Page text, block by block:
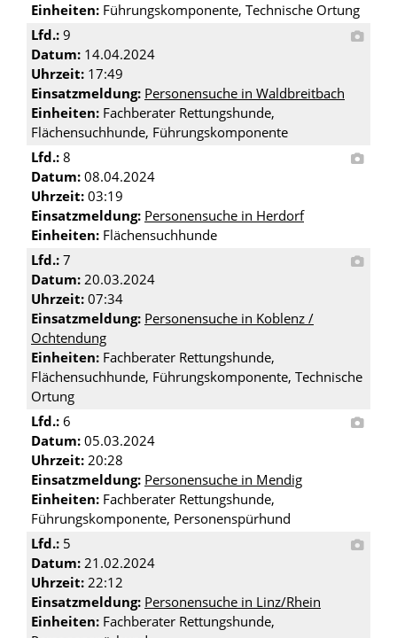
Einheiten: Führungskomponente, Technische Ortung
Lfd.: 9
Datum: 14.04.2024
Uhrzeit: 17:49
Einsatzmeldung: Personensuche in Waldbreitbach
Einheiten: Fachberater Rettungshunde,
Flächensuchhunde, Führungskomponente
Lfd.: 8
Datum: 08.04.2024
Uhrzeit: 03:19
Einsatzmeldung: Personensuche in Herdorf
Einheiten: Flächensuchhunde
Lfd.: 7
Datum: 20.03.2024
Uhrzeit: 07:34
Einsatzmeldung: Personensuche in Koblenz /
Ochtendung
Einheiten: Fachberater Rettungshunde,
Flächensuchhunde, Führungskomponente, Technische
Ortung
Lfd.: 6
Datum: 05.03.2024
Uhrzeit: 20:28
Einsatzmeldung: Personensuche in Mendig
Einheiten: Fachberater Rettungshunde,
Führungskomponente, Personenspürhund
Lfd.: 5
Datum: 21.02.2024
Uhrzeit: 22:12
Einsatzmeldung: Personensuche in Linz/Rhein
Einheiten: Fachberater Rettungshunde,